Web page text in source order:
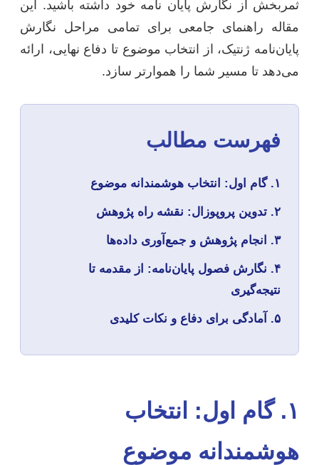
ثمربخش از نگارش پایان نامه خود داشته باشید. این
مقاله راهنمای جامعی برای تمامی مراحل نگارش
پایان‌نامه ژنتیک، از انتخاب موضوع تا دفاع نهایی، ارائه
می‌دهد تا مسیر شما را هموارتر سازد.
فهرست مطالب
۱. گام اول: انتخاب هوشمندانه موضوع
۲. تدوین پروپوزال: نقشه راه پژوهش
۳. انجام پژوهش و جمع‌آوری داده‌ها
۴. نگارش فصول پایان‌نامه: از مقدمه تا
نتیجه‌گیری
۵. آمادگی برای دفاع و نکات کلیدی
۱. گام اول: انتخاب
هوشمندانه موضوع